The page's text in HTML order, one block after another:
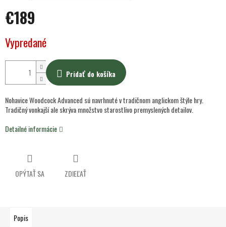
z
hviezdičiek.
€189
cena:
Vypredané
Pridať do košíka
Nohavice Woodcock Advanced sú navrhnuté v tradičnom anglickom štýle hry.
Tradičný vonkajší ale skrýva množstvo starostlivo premyslených detailov.
Detailné informácie
OPÝTAŤ SA ZDIEĽAŤ
Popis